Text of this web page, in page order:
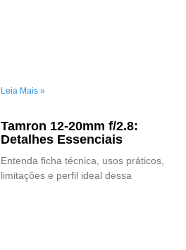
Leia Mais »
Tamron 12-20mm f/2.8:
Detalhes Essenciais
Entenda ficha técnica, usos práticos,
limitações e perfil ideal dessa